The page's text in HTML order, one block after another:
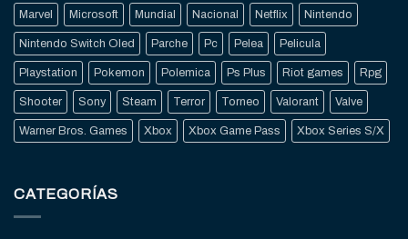
Marvel Microsoft Mundial Nacional Netflix Nintendo
Nintendo Switch Oled Parche Pc Pelea Pelicula
Playstation Pokemon Polemica Ps Plus Riot games Rpg
Shooter Sony Steam Terror Torneo Valorant Valve
Warner Bros. Games Xbox Xbox Game Pass Xbox Series S/X
CATEGORÍAS